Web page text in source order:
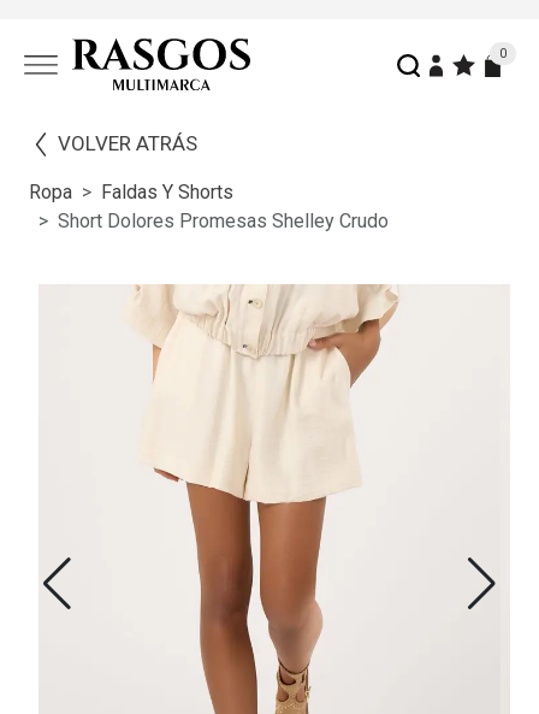
0
VOLVER ATRÁS
Ropa
Faldas Y Shorts
Short Dolores Promesas Shelley Crudo